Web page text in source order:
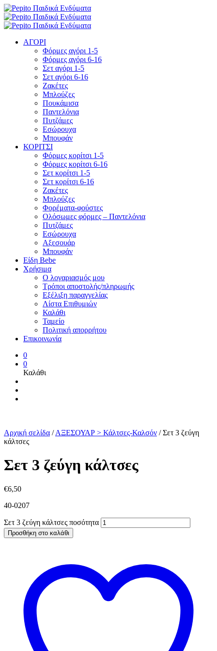
ΑΓΟΡΙ
Φόρμες αγόρι 1-5
Φόρμες αγόρι 6-16
Σετ αγόρι 1-5
Σετ αγόρι 6-16
Ζακέτες
Μπλούζες
Πουκάμισα
Παντελόνια
Πυτζάμες
Εσώρουχα
Μπουφάν
ΚΟΡΙΤΣΙ
Φόρμες κορίτσι 1-5
Φόρμες κορίτσι 6-16
Σετ κορίτσι 1-5
Σετ κορίτσι 6-16
Ζακέτες
Μπλούζες
Φορέματα-φούστες
Ολόσωμες φόρμες – Παντελόνια
Πυτζάμες
Εσώρουχα
Αξεσουάρ
Μπουφάν
Είδη Bebe
Χρήσιμα
Ο λογαριασμός μου
Τρόποι αποστολής/πληρωμής
Εξέλιξη παραγγελίας
Λίστα Επιθυμιών
Καλάθι
Ταμείο
Πολιτική απορρήτου
Επικοινωνία
0
0
Καλάθι
Αρχική σελίδα / ΑΞΕΣΟΥΑΡ > Κάλτσες-Καλσόν /Σετ 3 ζεύγη
κάλτσες
Σετ 3 ζεύγη κάλτσες
€6,50
40-0207
Σετ 3 ζεύγη κάλτσες ποσότητα
Προσθήκη στο καλάθι